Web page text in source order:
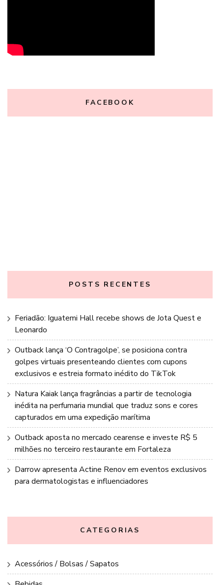
FACEBOOK
POSTS RECENTES
Feriadão: Iguatemi Hall recebe shows de Jota Quest e
Leonardo
Outback lança ‘O Contragolpe’, se posiciona contra
golpes virtuais presenteando clientes com cupons
exclusivos e estreia formato inédito do TikTok
Natura Kaiak lança fragrâncias a partir de tecnologia
inédita na perfumaria mundial que traduz sons e cores
capturados em uma expedição marítima
Outback aposta no mercado cearense e investe R$ 5
milhões no terceiro restaurante em Fortaleza
Darrow apresenta Actine Renov em eventos exclusivos
para dermatologistas e influenciadores
CATEGORIAS
Acessórios / Bolsas / Sapatos